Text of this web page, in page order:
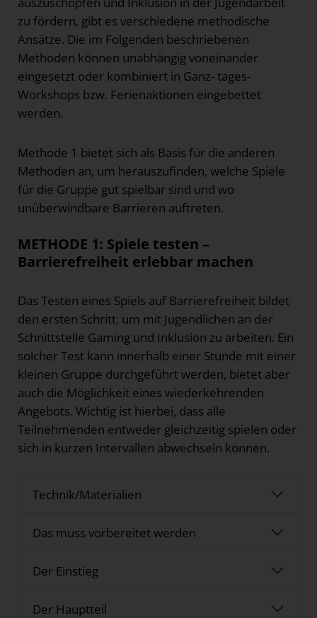
zu fördern, gibt es verschiedene methodische
Ansätze. Die im Folgenden beschriebenen
Methoden können unabhängig voneinander
eingesetzt oder kombiniert in Ganz- tages-
Workshops bzw. Ferienaktionen eingebettet
werden.
Methode 1 bietet sich als Basis für die anderen
Methoden an, um herauszufinden, welche Spiele
für die Gruppe gut spielbar sind und wo
unüberwindbare Barrieren auftreten.
METHODE 1: Spiele testen –
Barrierefreiheit erlebbar machen
Das Testen eines Spiels auf Barrierefreiheit bildet
den ersten Schritt, um mit Jugendlichen an der
Schnittstelle Gaming und Inklusion zu arbeiten. Ein
solcher Test kann innerhalb einer Stunde mit einer
kleinen Gruppe durchgeführt werden, bietet aber
auch die Möglichkeit eines wiederkehrenden
Angebots. Wichtig ist hierbei, dass alle
Teilnehmenden entweder gleichzeitig spielen oder
sich in kurzen Intervallen abwechseln können.
Technik/Materialien
Das muss vorbereitet werden
Der Einstieg
Der Hauptteil